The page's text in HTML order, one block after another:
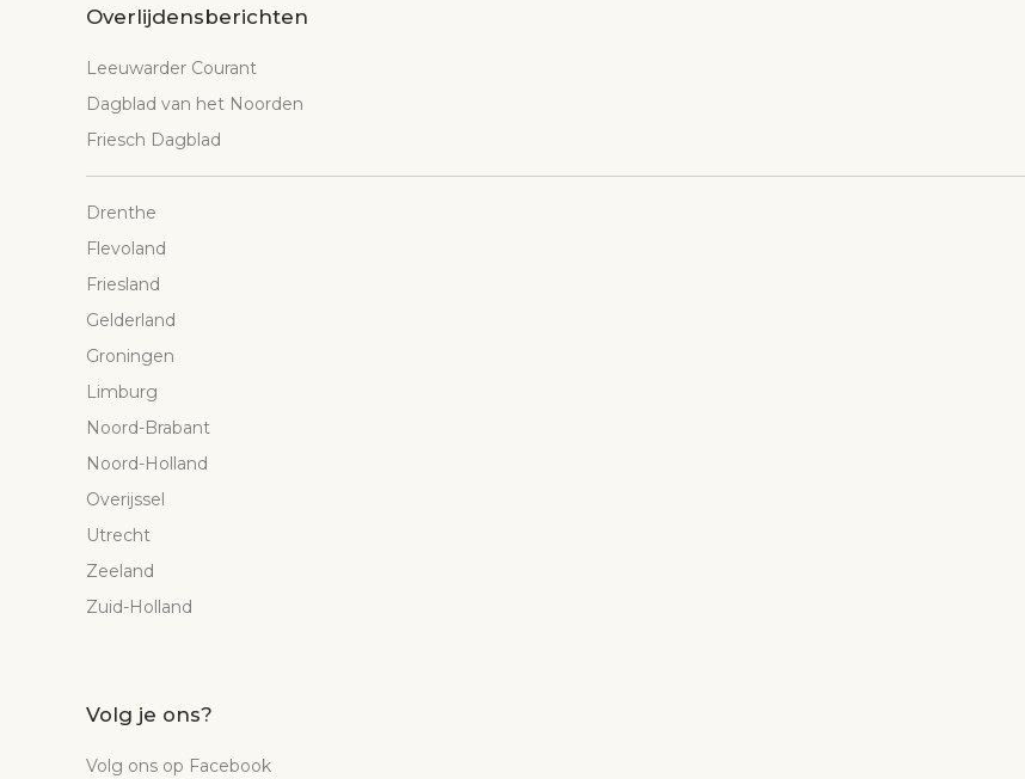
Overlijdensberichten
Leeuwarder Courant
Dagblad van het Noorden
Friesch Dagblad
Drenthe
Flevoland
Friesland
Gelderland
Groningen
Limburg
Noord-Brabant
Noord-Holland
Overijssel
Utrecht
Zeeland
Zuid-Holland
Volg je ons?
Volg ons op Facebook